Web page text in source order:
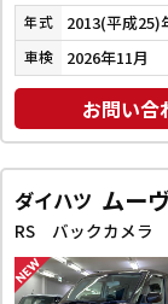
年式 2013(平成25)
車検 2026年11月
お問い合
ダイハツ ムー